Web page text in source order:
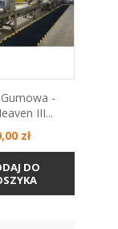
-
III...
zł
DO